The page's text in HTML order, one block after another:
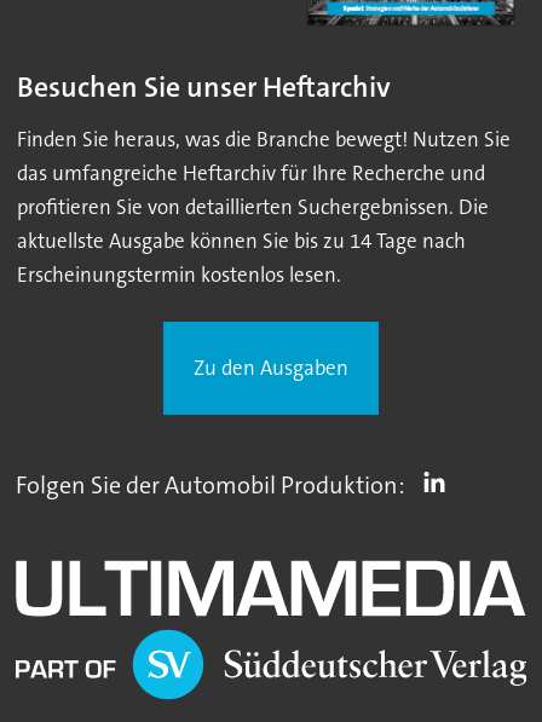
Besuchen Sie unser Heftarchiv
Finden Sie heraus, was die Branche bewegt! Nutzen Sie
das umfangreiche Heftarchiv für Ihre Recherche und
profitieren Sie von detaillierten Suchergebnissen. Die
aktuellste Ausgabe können Sie bis zu 14 Tage nach
Erscheinungstermin kostenlos lesen.
Zu den Ausgaben
Folgen Sie der Automobil Produktion: